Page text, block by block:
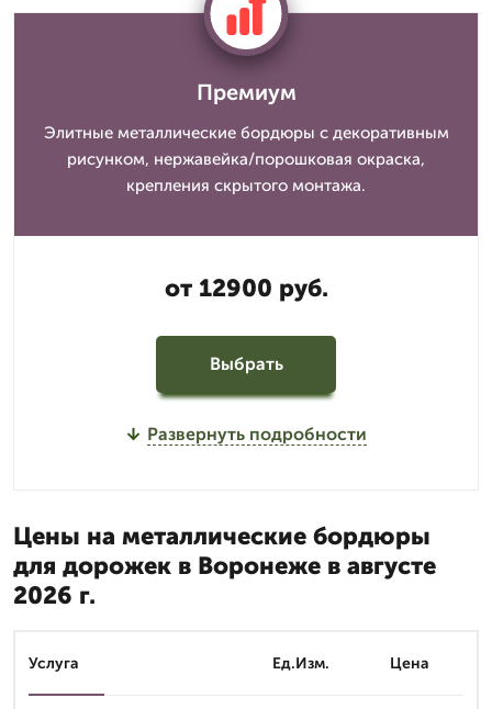
Премиум
Элитные металлические бордюры с декоративным
рисунком, нержавейка/порошковая окраска,
крепления скрытого монтажа.
от 12900 руб.
Выбрать
Развернуть подробности
Цены на металлические бордюры
для дорожек в Воронеже в августе
2026 г.
Услуга Ед.Изм. Цена